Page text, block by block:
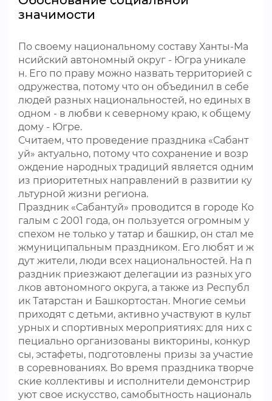
значимости
По своему национальному составу Ханты-Ма
нсийский автономный округ - Югра уникале
н. Его по праву можно назвать территорией с
одружества, потому что он объединил в себе
людей разных национальностей, но единых в
одном - в любви к северному краю, к общему
дому - Югре.
Считаем, что проведение праздника «Сабант
уй» актуально, потому что сохранение и возр
ождение народных традиций является одним
из приоритетных направлений в развитии ку
льтурной жизни региона.
Праздник «Сабантуй» проводится в городе Ко
галым с 2001 года, он пользуется огромным у
спехом не только у татар и башкир, он стал ме
жмуниципальным праздником. Его любят и ж
дут жители, люди всех национальностей. На п
раздник приезжают делегации из разных уго
лков автономного округа, а также из Республ
ик Татарстан и Башкортостан. Многие семьи
приходят с детьми, активно участвуют в культ
урных и спортивных мероприятиях: для них с
пециально организованы викторины, конкур
сы, эстафеты, подготовлены призы за участие
в соревнованиях. Во время праздника творче
ские коллективы и исполнители демонстрир
уют свое искусство, самобытность националь